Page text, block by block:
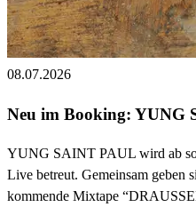
08.07.2026
Neu im Booking: YUNG
YUNG SAINT PAUL wird ab
Live betreut. Gemeinsam geben
kommende Mixtape